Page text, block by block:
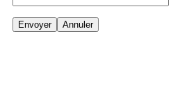
Envoyer Annuler